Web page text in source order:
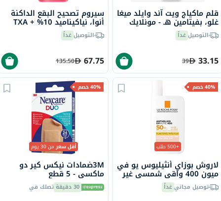
قلم ماكياج ويت آند وايلد ميغا
غلو، بفيتامين هـ - مونلايك
التوصيلغداً
33.15
39
سيروم تصحيح البقع الداكنة
أنوا، نياكيناميد 10% + TXA
4%، 30 مل
التوصيلغداً
67.75
135.50
40% خصم
+500 طلب
لاروش بوزاي أنثيليوس يو في
ميون 400 واقي شمسي غير
مرئي ملون بعامل حماية
SPF50+ سعة 50 ملتوصيل مجانيغداً
40% خصم
أقل سعرمن 30 يوم
3Mضمادات نيكس كير دو
ماكسي - 5 قطع
30 دقيقة تصلك في